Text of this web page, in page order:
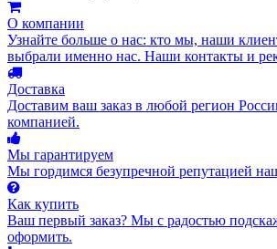
О компании
Узнайте больше о нас: кто мы, наши
выбрали именно нас. Наши контакты и
Доставка
Доставим ваш заказ в любой регион
компанией.
Мы гарантируем
Мы гордимся безупречной репутацией
Как купить
Ваш первый заказ? Мы с радостью
оформить.